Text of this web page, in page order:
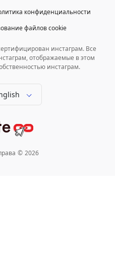
© 2026
инстаграм. Все
отображаемые в этом
инстаграм.
конфиденциальности
файлов cookie